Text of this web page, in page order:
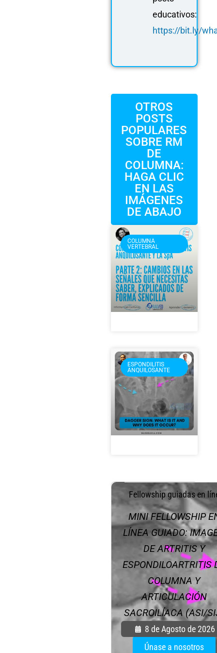
educativos:
https://bit.ly/
OTROS
POSTS
POPULARES
SOBRE RM
DE
COLUMNA:
HAGA CLIC
EN LAS
IMÁGENES
DE ABAJO
COLUMNA
VERTEBRAL
ESPONDILITIS
ANQUILOSANTE
Fellowship guiadas en
MINI FELLOWSHIP
LÍNEA GUIADO:
DE ARTRITIS Y
ESPONDILOARTRITIS
COLUMNA Y
ARTICULACIÓN
SACROILÍACA (ASI/
8 de Agosto de 2026
Únase a nosotros